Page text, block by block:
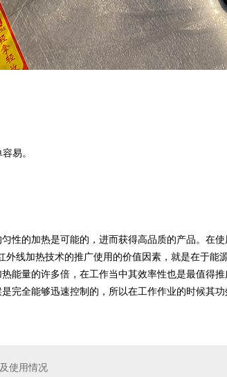
易。
性的加热是可能的，进而获得高品质的产品。 在使
外线加热技术的推广使用的价值因素，就是在于能
能量的许多倍，在工作当中其效率性也是最值得
完全能够迅速控制的，所以在工作作业的时候其
使用情况